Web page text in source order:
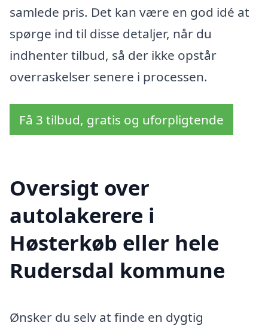
samlede pris. Det kan være en god idé at
spørge ind til disse detaljer, når du
indhenter tilbud, så der ikke opstår
overraskelser senere i processen.
Få 3 tilbud, gratis og uforpligtende
Oversigt over
autolakerere i
Høsterkøb eller hele
Rudersdal kommune
Ønsker du selv at finde en dygtig